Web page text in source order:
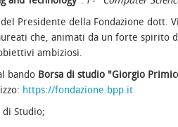
Presidente della Fondazione dott.
che, animati da un forte spirito
ambiziosi.
bando Borsa di studio "Giorgio
https://fondazione.bpp.it
di Studio;